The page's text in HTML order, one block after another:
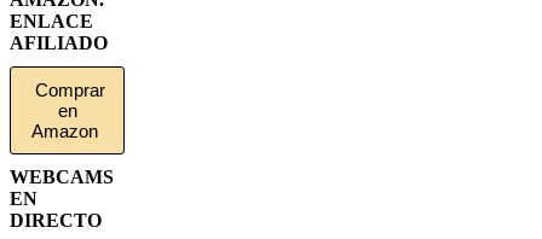
ENLACE
AFILIADO
Comprar
en
Amazon
WEBCAMS
EN
DIRECTO